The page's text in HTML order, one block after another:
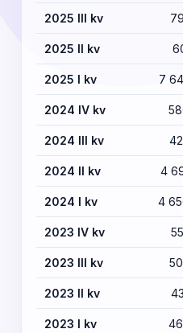
2025 III kv
2025 II kv
2025 I kv 7
2024 IV kv
2024 III kv
2024 II kv 4
2024 I kv 4
2023 IV kv
2023 III kv
2023 II kv
2023 I kv